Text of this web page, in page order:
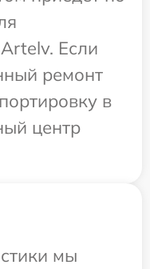
Если
ремонт
в
центр
мы